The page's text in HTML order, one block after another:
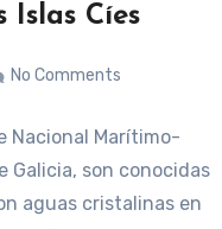
Islas Cíes
No Comments
Nacional Marítimo-
Galicia, son conocidas
aguas cristalinas en